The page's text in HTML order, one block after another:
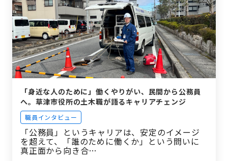
「身近な人のために」働くやりがい、民間から公務員
へ。草津市役所の土木職が語るキャリアチェンジ
職員インタビュー
「公務員」というキャリアは、安定のイメージ
を超えて、「誰のために働くか」という問いに
真正面から向き合…